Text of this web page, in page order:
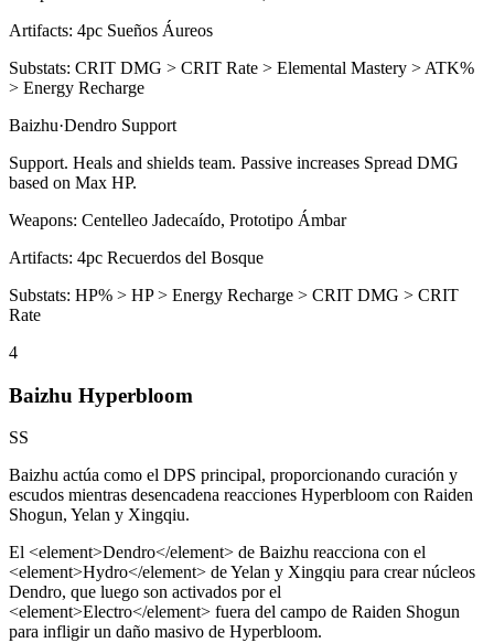
Artifacts: 4pc Sueños Áureos
Substats: CRIT DMG > CRIT Rate > Elemental Mastery > ATK%
> Energy Recharge
Baizhu·Dendro Support
Support. Heals and shields team. Passive increases Spread DMG
based on Max HP.
Weapons: Centelleo Jadecaído, Prototipo Ámbar
Artifacts: 4pc Recuerdos del Bosque
Substats: HP% > HP > Energy Recharge > CRIT DMG > CRIT
Rate
4
Baizhu Hyperbloom
SS
Baizhu actúa como el DPS principal, proporcionando curación y
escudos mientras desencadena reacciones Hyperbloom con Raiden
Shogun, Yelan y Xingqiu.
El <element>Dendro</element> de Baizhu reacciona con el
<element>Hydro</element> de Yelan y Xingqiu para crear núcleos
Dendro, que luego son activados por el
<element>Electro</element> fuera del campo de Raiden Shogun
para infligir un daño masivo de Hyperbloom.